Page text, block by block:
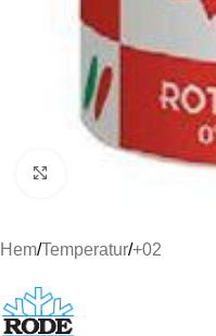
Hem/Temperatur/+02